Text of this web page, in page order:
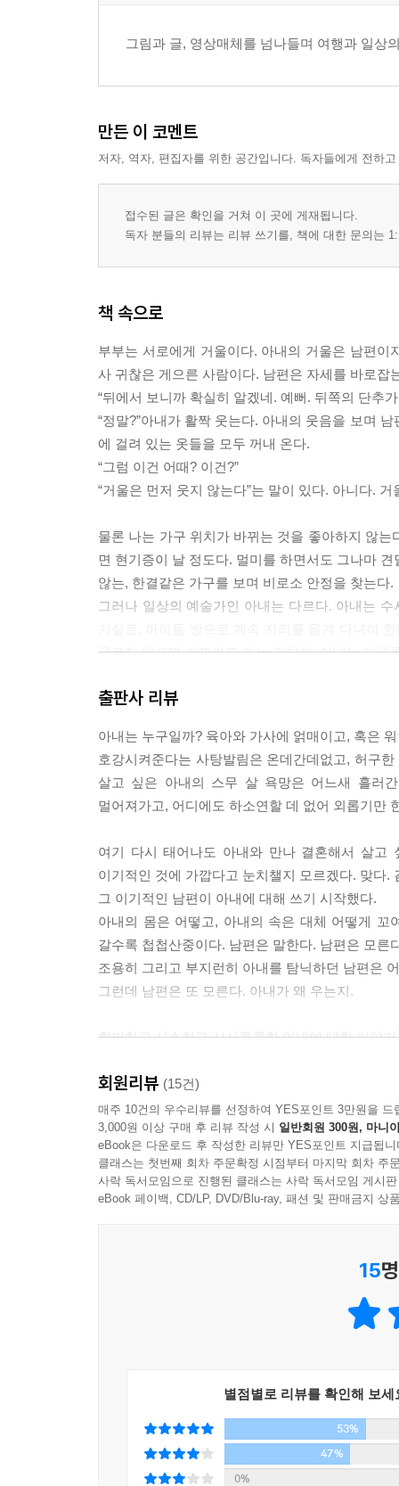
언제 이사했어요? - 아내의 이사 2
추석 건너뛰기 - 아내의 추석
대머리 되면 그날로 이혼 - 아내의 엄포
일요일 아침의 행복- 아내의 의리
가족여행, 즐겁고도 괴로운-아내의 여행
사랑스러운 허영 - 아내의 가명
아내를 행복하게 만드는 기술 - 아내의 행복
꿈은 늙지 않는다-아내의 작품
나도 작가라니까 - 아내의 남편 1
꼴불견 남편 - 아내의 남편 2
같이 있는 것은 가치 있는 것 - 아내의 비서
에필로그
부록〉
부부 어! 사전 ? 관계
부부어 사전 1
부부어 사전 3
그림과 글, 영상매체를 넘나들며 여행과 일상
만든 이 코멘트
저자, 역자, 편집자를 위한 공간입니다. 독자들에게 전하
접수된 글은 확인을 거쳐 이 곳에 게재됩니다.
독자 분들의 리뷰는 리뷰 쓰기를, 책에 대한 문의는
책 속으로
부부는 서로에게 거울이다. 아내의 거울은 남편
사 귀찮은 게으른 사람이다. 남편은 자세를 바로잡
“뒤에서 보니까 확실히 알겠네. 예뻐. 뒤쪽의 단추
“정말?”아내가 활짝 웃는다. 아내의 웃음을 보며
에 걸려 있는 옷들을 모두 꺼내 온다.
“그럼 이건 어때? 이건?”
“거울은 먼저 웃지 않는다”는 말이 있다. 아니다.
물론 나는 가구 위치가 바뀌는 것을 좋아하지 않
면 현기증이 날 정도다. 멀미를 하면서도 그나마
않는, 한결같은 가구를 보며 비로소 안정을 찾는다.
그러나 일상의 예술가인 아내는 다르다. 아내는
구르지 않으면 이끼라도 끼는 것처럼, 아내는 가구
밤이 깊어 부부는 잠자리에 든다. 방의 벽지며 살
자꾸만 흐른다.
우는 아내를 보며 입 무거운 남편도 마음이 짠했던
“와 우노? 내가 그래 좋나?”
아내가 왜 우는지 남편은 모른다. 그 무심한 남편
아내는 남편이 서툴게 만들어 올, 그래서 아무리
을 들고 침대에 누워 있는 여자에게 갖다주는 장
들어오지도 않는다. 기다리다 지친 아내는 거실로
“뭐 해요?”"아, 와인 오프너가 어디 갔지? 아무리 찾
아내는 다시 배가 살살 아파온다. --- p.171
"난 꿈이 없었어."
"안 웃을 게. 약속해."
남편은 아내와 한 약속을 지킬 수 없다. 웃음은 약
"영화배우."
아내는 예쁘다. 그래도 영화배우를 할 만큼 예쁜 것
아내는 재능도 있다. 그러나 영화배우를 할 만큼
출판사 리뷰
아내는 누구일까? 육아와 가사에 얽매이고, 혹은
호강시켜준다는 사탕발림은 온데간데없고, 허구
살고 싶은 아내의 스무 살 욕망은 어느새 흘러
멀어져가고, 어디에도 하소연할 데 없어 외롭기만
여기 다시 태어나도 아내와 만나 결혼해서 살
이기적인 것에 가깝다고 눈치챌지 모르겠다. 맞다.
그 이기적인 남편이 아내에 대해 쓰기 시작했다.
아내의 몸은 어떻고, 아내의 속은 대체 어떻게 꼬
갈수록 첩첩산중이다. 남편은 말한다. 남편은 모
조용히 그리고 부지런히 아내를 탐닉하던 남편은
그런데 남편은 또 모른다. 아내가 왜 우는지.
희미하고 사소하고 시시콜콜한 아내에 대한 이야기
결혼한 지 3년 정도가 지나면 대부분 부부 간의 관
『아내를 탐하다』는 20년이 넘게 결혼생활을 해
살지만 도대체 아내가 누구인지 어떤 사람인지
아내의 물건, 아내의 속, 아내의 세계, 아내의 꿈
것들에 대한 관찰기다. 저자의 애정 어린 탐사 과
성장통을 겪고 있는 아내와 남편에게 서로의 존
낯선, 혹은 낯익은 아내의 인격적 공간 재발견
저자 김상득은 어쩐지 좀 슬프기도 하고, 어쩐
있는 한 중년 남성(남편)의 슬픈 자화상이 보이
시각을 통해 묘사되는 이 시대 아내의 모습은 가
아내에 대한 저자의 시각은 깊고 진지하면서 때
회원리뷰 (15건)
매주 10건의 우수리뷰를 선정하여 YES포인트 3만원을 드
3,000원 이상 구매 후 리뷰 작성 시 일반회원 300원, 마니
eBook은 다운로드 후 작성한 리뷰만 YES포인트 지급됩니
클래스는 첫번째 회차 주문확정 시점부터 마지막 회차 주
사락 독서모임으로 진행된 클래스는 사락 독서모임 게시
eBook 페이백, CD/LP, DVD/Blu-ray, 패션 및 판매금지 상
15
별점별로 리뷰를 확인해 보세
53%
47%
0%